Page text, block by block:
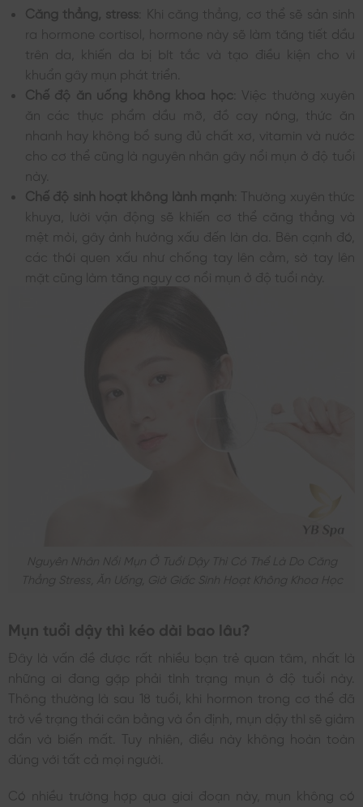
Căng thẳng, stress : Khi căng thẳng, cơ thể sẽ sản sinh
ra hormone cortisol, hormone này sẽ làm tăng tiết dầu
trên da, khiến da bị bít tắc và tạo điều kiện cho vi
khuẩn gây mụn phát triển.
Chế độ ăn uống không khoa học : Việc thường xuyên
ăn các thực phẩm dầu mỡ, đồ cay nóng, thức ăn
nhanh hay không bổ sung đủ chất xơ, vitamin và nước
cho cơ thể cũng là nguyên nhân gây nổi mụn ở độ tuổi
này.
Chế độ sinh hoạt không lành mạnh : Thường xuyên thức
khuya, lười vận động sẽ khiến cơ thể căng thẳng và
mệt mỏi, gây ảnh hưởng xấu đến làn da. Bên cạnh đó,
các thói quen xấu như chống tay lên cằm, sờ tay lên
mặt cũng làm tăng nguy cơ nổi mụn ở độ tuổi này.
Nguyên Nhân Nổi Mụn Ở Tuổi Dậy Thì Có Thể Là Do Căng
Thẳng Stress, Ăn Uống, Giờ Giấc Sinh Hoạt Không Khoa Học
Mụn tuổi dậy thì kéo dài bao lâu?
Đây là vấn đề được rất nhiều bạn trẻ quan tâm, nhất là
những ai đang gặp phải tình trạng mụn ở độ tuổi này.
Thông thường là sau 18 tuổi, khi hormon trong cơ thể đã
trở về trạng thái cân bằng và ổn định, mụn dậy thì sẽ giảm
dần và biến mất. Tuy nhiên, điều này không hoàn toàn
đúng với tất cả mọi người.
Có nhiều trường hợp qua giai đoạn này, mụn không có